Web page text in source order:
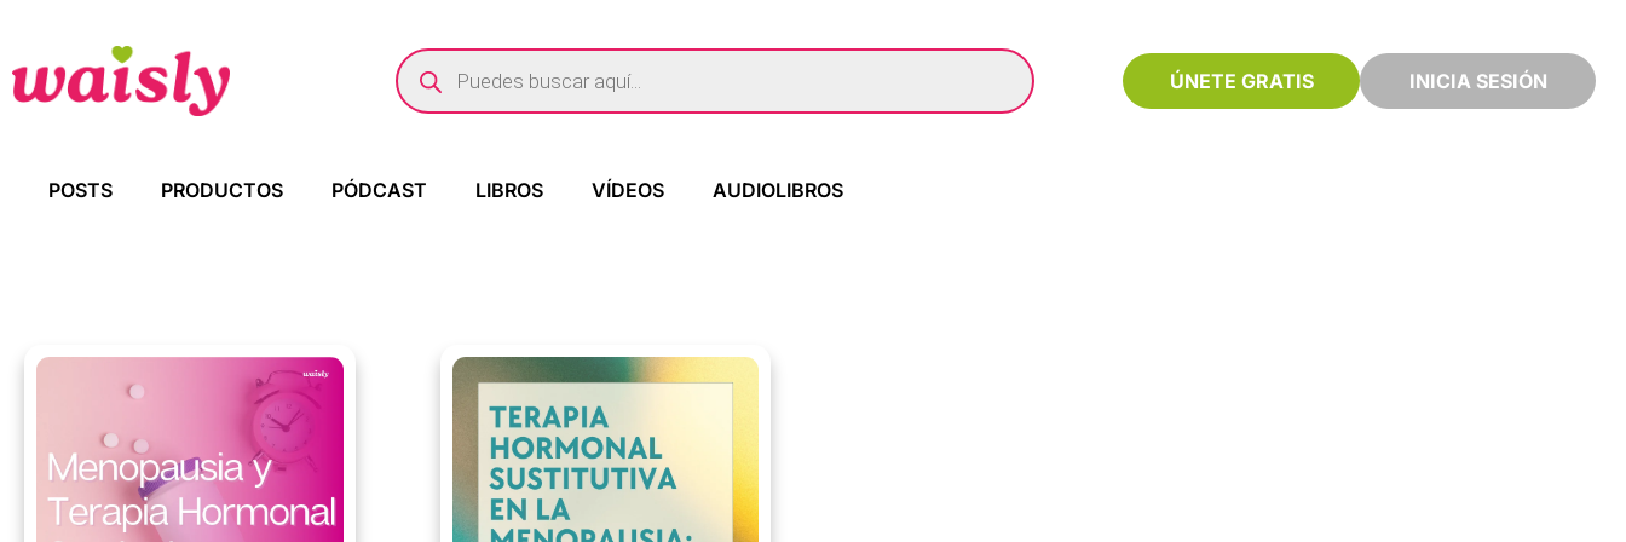
ÚNETE GRATIS INICIA SESIÓN
POSTS PRODUCTOS PÓDCAST LIBROS VÍDEOS AUDIOLIBROS